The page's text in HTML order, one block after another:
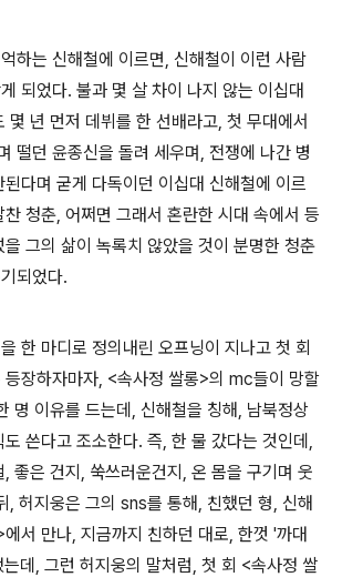
하는 신해철에 이르면, 신해철이 이런 사람
되었다. 불과 몇 살 차이 나지 않는 이십대
몇 년 먼저 데뷔를 한 선배라고, 첫 무대에서
떨던 윤종신을 돌려 세우며, 전쟁에 나간 병
다며 굳게 다독이던 이십대 신해철에 이르
청춘, 어쩌면 그래서 혼란한 시대 속에서 등
그의 삶이 녹록치 않았을 것이 분명한 청춘
되었다.
한 마디로 정의내린 오프닝이 지나고 첫 회
등장하자마자, <속사정 쌀롱>의 mc들이 망할
명 이유를 드는데, 신해철을 칭해, 남북정상
쓴다고 조소한다. 즉, 한 물 갔다는 것인데,
좋은 건지, 쑥쓰러운건지, 온 몸을 구기며 웃
, 허지웅은 그의 sns를 통해, 친했던 형, 신해
서 만나, 지금까지 친하던 대로, 한껏 '까대
데, 그런 허지웅의 말처럼, 첫 회 <속사정 쌀